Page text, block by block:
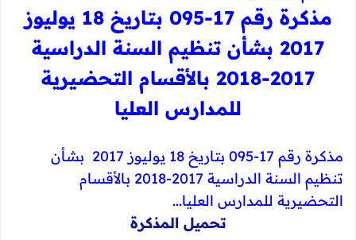
مذكرة رقم 17-095 بتاريخ 18 يوليوز
2017 بشأن تنظيم السنة الدراسية
2017-2018 بالأقسام التحضيرية
للمدارس العليا
مذكرة رقم 17-095 بتاريخ 18 يوليوز 2017 بشأن
تنظيم السنة الدراسية 2017-2018 بالأقسام
التحضيرية للمدارس العليا...
تحميل المذكرة​